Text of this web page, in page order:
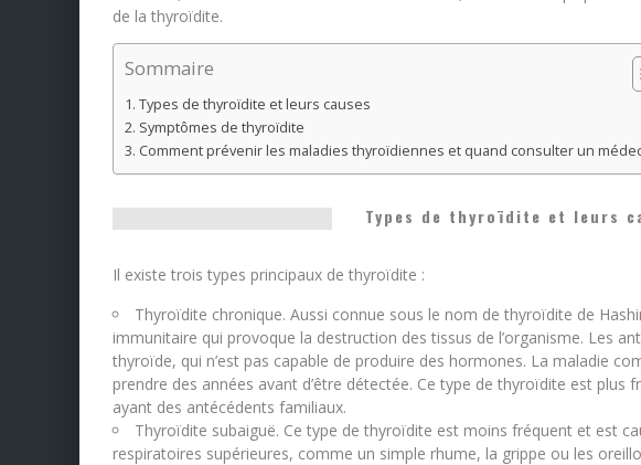
de la thyroïdite.
Sommaire
Types de thyroïdite et leurs causes
Symptômes de thyroïdite
Comment prévenir les maladies thyroïdiennes et quand consulter un
Types de thyroïdite et leurs
Il existe trois types principaux de thyroïdite :
Thyroïdite chronique. Aussi connue sous le nom de thyroïdite de
immunitaire qui provoque la destruction des tissus de l’organisme. Les
thyroïde, qui n’est pas capable de produire des hormones. La maladie
prendre des années avant d’être détectée. Ce type de thyroïdite est plus
ayant des antécédents familiaux.
Thyroïdite subaiguë. Ce type de thyroïdite est moins fréquent et est
respiratoires supérieures, comme un simple rhume, la grippe ou les